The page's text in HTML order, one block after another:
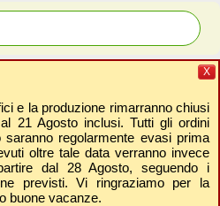
e la produzione rimarranno chiusi
21 Agosto inclusi. Tutti gli ordini
regolarmente evasi prima
oltre tale data verranno invece
dal 28 Agosto, seguendo i
previsti. Vi ringraziamo per la
buone vacanze.
X